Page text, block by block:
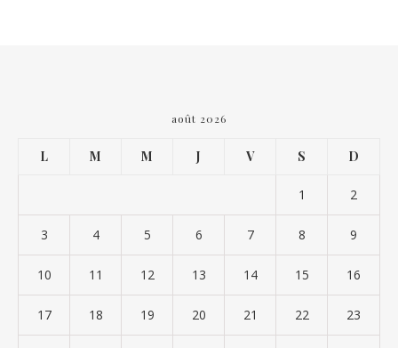
août 2026
L M M J V S D
1 2
3 4 5 6 7 8 9
10 11 12 13 14 15 16
17 18 19 20 21 22 23